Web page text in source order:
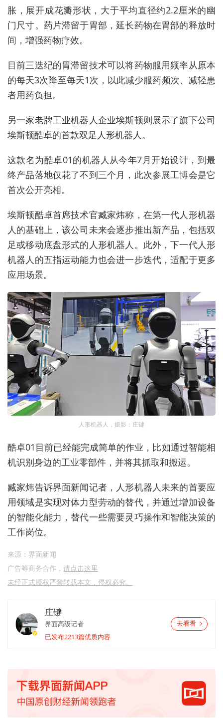
胀，展开成花瓣形状，大于平均直径约2.2厘米的幽
门尺寸。药片滞留于胃部，延长药物在胃部的释放时
间，增强药物疗效。
目前三迭纪的胃滞留技术可以将药物服用频率从原本
的每天3次降至每天1次，以此减少服药频次、减轻患
者用药负担。
另一家老牌工业机器人企业埃斯顿则展示了旗下公司
埃斯顿酷卓的首款双足人形机器人。
这款名为酷卓01的机器人从今年7月开始设计，到最
终产品落地仅花了不到三个月，此次参展工博会是它
首次公开亮相。
埃斯顿酷卓首席技术官臧家炜称，在第一代人形机器
人的基础上，该公司未来会逐步推出新产品，包括双
足或移动底盘形式的人形机器人。此外，下一代人形
机器人的五指运动能力也会进一步迭代，适配于更多
应用场景。
人形机器人，摄影：庄键
酷卓01目前已经能完成简单的作业，比如通过智能相
机识别身边的工业零部件，并将其抓取和搬运。
臧家炜告诉界面新闻记者，人形机器人未来的首要应
用领域是实现对体力型劳动的替代，并通过增加设备
的智能化能力，替代一些需要灵巧操作和智能决策的
工作岗位。
来源：界面新闻
广告等商务合作， 请点击这里
未经正式授权严禁转载本文，侵权必究。
庄键
界面高级记者
已发布2213篇优质内容
去看看